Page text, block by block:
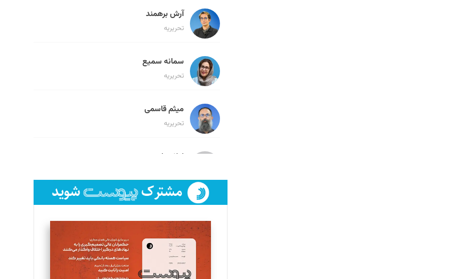
آرش برهمند
تحریریه
سمانه سمیع
تحریریه
میثم قاسمی
تحریریه
لیلا حنارود
فائزه فتحی رستمی
تحریریه
سروش کرمیان
تحریریه